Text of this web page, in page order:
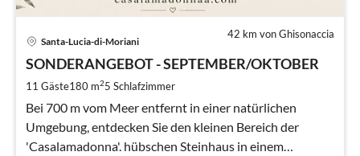
42 km von Ghisonaccia
Santa-Lucia-di-Moriani
SONDERANGEBOT - SEPTEMBER/OKTOBER
11 Gäste180 m25 Schlafzimmer
Bei 700 m vom Meer entfernt in einer natürlichen
Umgebung, entdecken Sie den kleinen Bereich der
'Casalamadonna'. hübschen Steinhaus in einem